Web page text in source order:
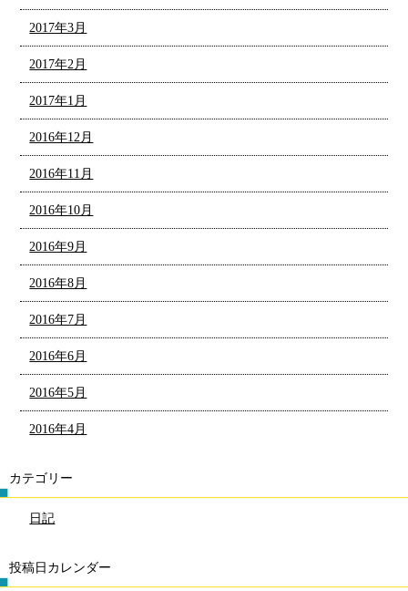
2017年3月
2017年2月
2017年1月
2016年12月
2016年11月
2016年10月
2016年9月
2016年8月
2016年7月
2016年6月
2016年5月
2016年4月
カテゴリー
日記
投稿日カレンダー